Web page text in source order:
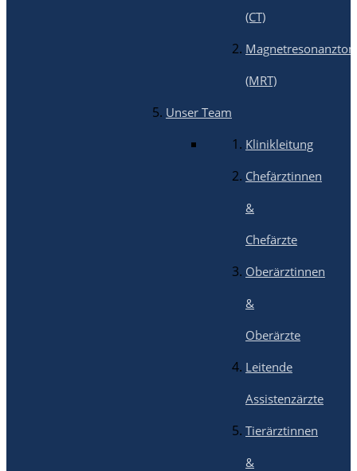
(CT)
(MRT)
Unser Team
Klinikleitung
Chefärztinnen
&
Chefärzte
Oberärztinnen
&
Oberärzte
Leitende
Assistenzärzte
Tierärztinnen
&